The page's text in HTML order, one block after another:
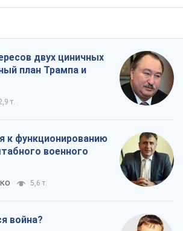
двух циничных
план Трампа и
т.
к функционированию
военного
5,6 т.
война?